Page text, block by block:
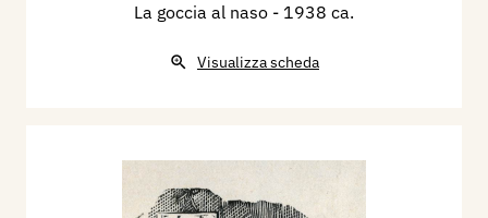
La goccia al naso - 1938 ca.
Visualizza scheda